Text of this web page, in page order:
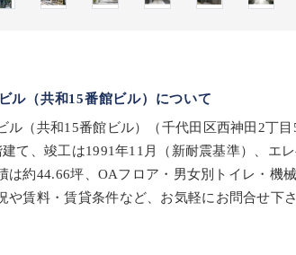
ル（共和15番館ビル）について
ル（共和15番館ビル）（千代田区西神田2丁
て、竣工は1991年11月（新耐震基準）、エ
は約44.66坪、OAフロア・男女別トイレ・機
や賃料・賃貸条件など、お気軽にお問合せ下さ